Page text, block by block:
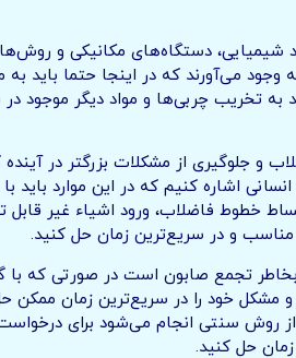
دستگاه‌های مکانیکی و
وجود می‌آورند که در اینجا حتما
به تخریب چربی‌ها و مواد دیگر موجود
و جلوگیری از مشکلات بزرگتر در
اشاره کنیم که در این موارد
فاضلاب، ورود اشیاء غیر قابل
مناسب و در سریع‌ترین زمان حل کنید.
بخاطر تجمع صابون است در صورتی که
مشکل خود را در سریع‌ترین زمان ممکن
سنتی انجام می‌شود برای درخواست
حل کنید.